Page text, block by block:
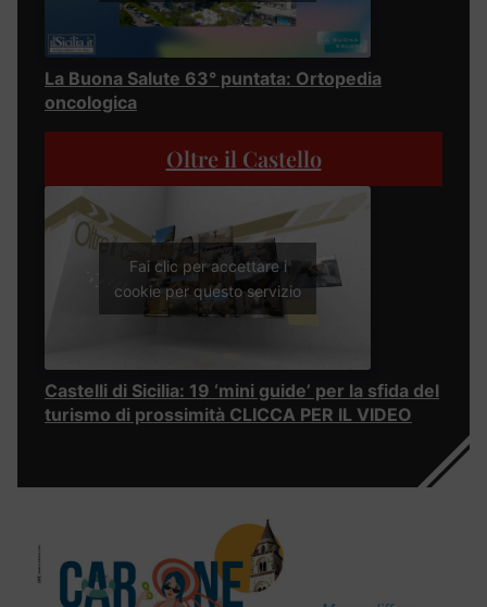
La Buona Salute 63° puntata: Ortopedia
oncologica
Oltre il Castello
Fai clic per accettare i
cookie per questo servizio
Castelli di Sicilia: 19 ‘mini guide’ per la sfida del
turismo di prossimità CLICCA PER IL VIDEO